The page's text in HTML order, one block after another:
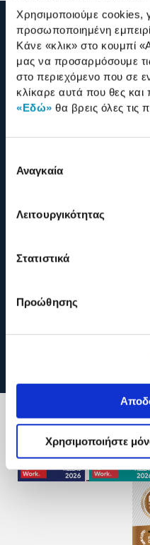
Χρησιμοποιούμε
προσωποποιημένη
Κάνε «κλικ» στο κουμπί
μας να προσαρμόσουμε
στο περιεχόμενο που σε
κλίκαρε αυτά που θες και
«Εδώ» θα βρεις όλες τις
συγκατάθεσης
Αναγκαία
Λειτουργικότητας
Στατιστικά
Προώθησης
Χρησιμοποιήστε
Η ΕΤΑΙΡΕΙΑ